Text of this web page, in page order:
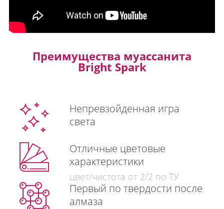
Преимущества муассанита
Bright Spark
Непревзойденная игра
света
Отличные цветовые
характеристики
цвет/чистота от 2/2 по ТУ
Первый по твердости после
алмаза